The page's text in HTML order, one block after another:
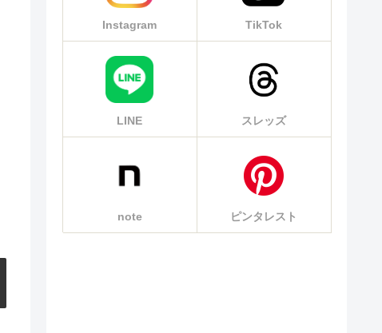
Instagram TikTok
LINE スレッズ
note ピンタレスト